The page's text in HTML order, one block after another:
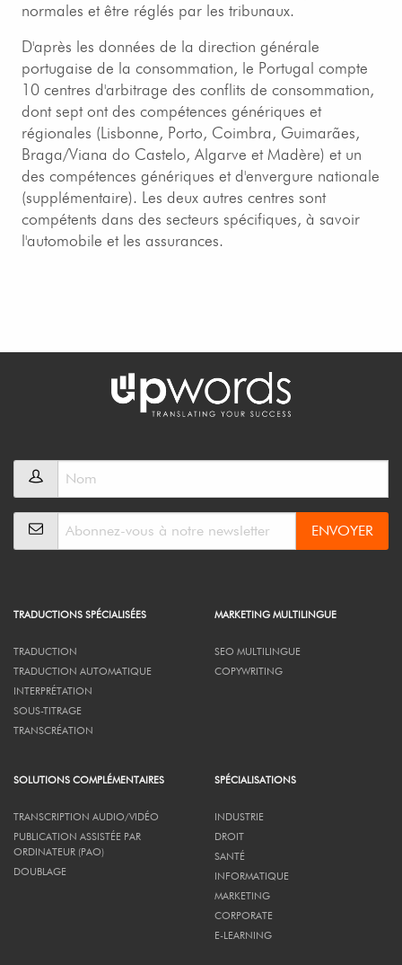
normales et être réglés par les tribunaux.
D'après les données de la direction générale
portugaise de la consommation, le Portugal compte
10 centres d'arbitrage des conflits de consommation,
dont sept ont des compétences génériques et
régionales (Lisbonne, Porto, Coimbra, Guimarães,
Braga/Viana do Castelo, Algarve et Madère) et un
des compétences génériques et d'envergure nationale
(supplémentaire). Les deux autres centres sont
compétents dans des secteurs spécifiques, à savoir
l'automobile et les assurances.
ENVOYER
TRADUCTIONS SPÉCIALISÉES
TRADUCTION
TRADUCTION AUTOMATIQUE
INTERPRÉTATION
SOUS-TITRAGE
TRANSCRÉATION
MARKETING MULTILINGUE
SEO MULTILINGUE
COPYWRITING
SOLUTIONS COMPLÉMENTAIRES
TRANSCRIPTION AUDIO/VIDÉO
PUBLICATION ASSISTÉE PAR
ORDINATEUR (PAO)
DOUBLAGE
SPÉCIALISATIONS
INDUSTRIE
DROIT
SANTÉ
INFORMATIQUE
MARKETING
CORPORATE
E-LEARNING